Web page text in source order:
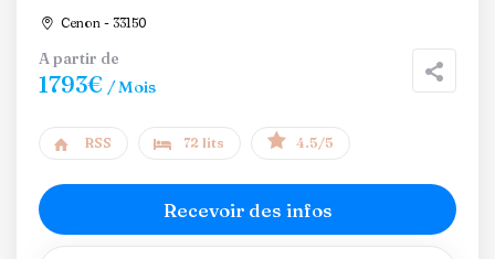
Cenon - 33150
A partir de
1793€ / Mois
RSS 72 lits 4.5/5
Recevoir des infos